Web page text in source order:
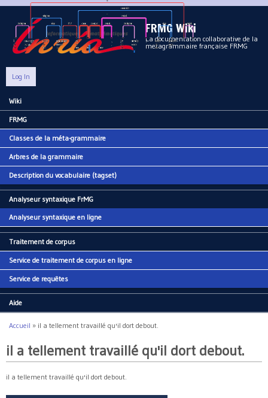
Aller au contenu principal
FRMG Wiki
La documentation collaborative de la
metagrammaire française FRMG
Log In
Main menu
Wiki
FRMG
Classes de la méta-grammaire
Arbres de la grammaire
Description du vocabulaire (tagset)
Analyseur syntaxique FrMG
Analyseur syntaxique en ligne
Traitement de corpus
Service de traitement de corpus en ligne
Service de requêtes
Aide
Vous êtes ici
Accueil » il a tellement travaillé qu'il dort debout.
il a tellement travaillé qu'il dort debout.
il a tellement travaillé qu'il dort debout.